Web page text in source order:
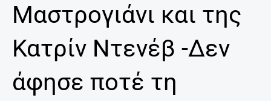
Μαστρογιάνι και της
Κατρίν Ντενέβ -Δεν
άφησε ποτέ τη